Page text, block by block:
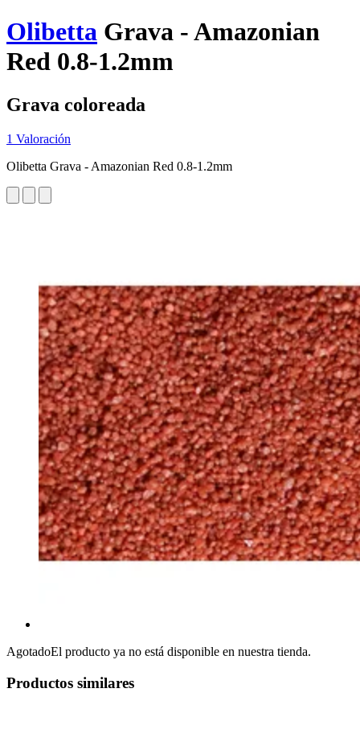
Olibetta Grava - Amazonian
Red 0.8-1.2mm
Grava coloreada
1 Valoración
Olibetta Grava - Amazonian Red 0.8-1.2mm
AgotadoEl producto ya no está disponible en nuestra tienda.
Productos similares